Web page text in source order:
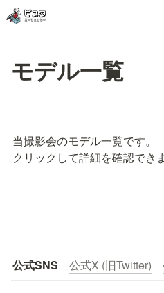
モデル一覧
当撮影会のモデル一覧です。
クリックして詳細を確認できま
公式SNS 公式X (旧Twitter)